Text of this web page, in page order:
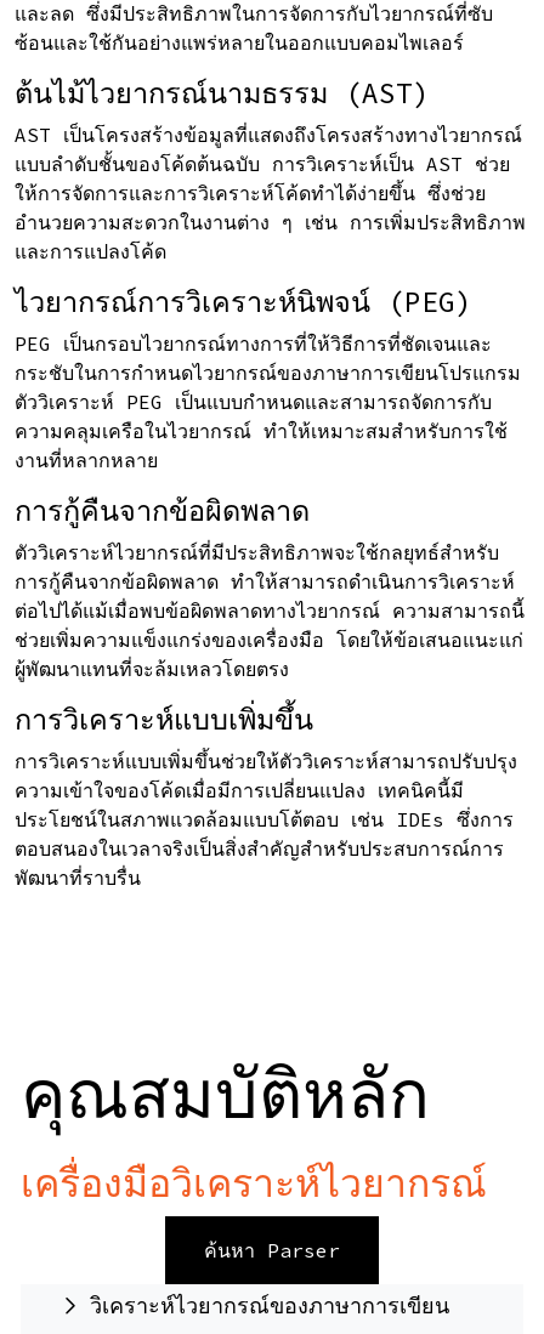
และลด ซึ่งมีประสิทธิภาพในการจัดการกับไวยากรณ์ที่ซับ
ซ้อนและใช้กันอย่างแพร่หลายในออกแบบคอมไพเลอร์
ต้นไม้ไวยากรณ์นามธรรม (AST)
AST เป็นโครงสร้างข้อมูลที่แสดงถึงโครงสร้างทางไวยากรณ์
แบบลำดับชั้นของโค้ดต้นฉบับ การวิเคราะห์เป็น AST ช่วย
ให้การจัดการและการวิเคราะห์โค้ดทำได้ง่ายขึ้น ซึ่งช่วย
อำนวยความสะดวกในงานต่าง ๆ เช่น การเพิ่มประสิทธิภาพ
และการแปลงโค้ด
ไวยากรณ์การวิเคราะห์นิพจน์ (PEG)
PEG เป็นกรอบไวยากรณ์ทางการที่ให้วิธีการที่ชัดเจนและ
กระชับในการกำหนดไวยากรณ์ของภาษาการเขียนโปรแกรม
ตัววิเคราะห์ PEG เป็นแบบกำหนดและสามารถจัดการกับ
ความคลุมเครือในไวยากรณ์ ทำให้เหมาะสมสำหรับการใช้
งานที่หลากหลาย
การกู้คืนจากข้อผิดพลาด
ตัววิเคราะห์ไวยากรณ์ที่มีประสิทธิภาพจะใช้กลยุทธ์สำหรับ
การกู้คืนจากข้อผิดพลาด ทำให้สามารถดำเนินการวิเคราะห์
ต่อไปได้แม้เมื่อพบข้อผิดพลาดทางไวยากรณ์ ความสามารถนี้
ช่วยเพิ่มความแข็งแกร่งของเครื่องมือ โดยให้ข้อเสนอแนะแก่
ผู้พัฒนาแทนที่จะล้มเหลวโดยตรง
การวิเคราะห์แบบเพิ่มขึ้น
การวิเคราะห์แบบเพิ่มขึ้นช่วยให้ตัววิเคราะห์สามารถปรับปรุง
ความเข้าใจของโค้ดเมื่อมีการเปลี่ยนแปลง เทคนิคนี้มี
ประโยชน์ในสภาพแวดล้อมแบบโต้ตอบ เช่น IDEs ซึ่งการ
ตอบสนองในเวลาจริงเป็นสิ่งสำคัญสำหรับประสบการณ์การ
พัฒนาที่ราบรื่น
คุณสมบัติหลัก
เครื่องมือวิเคราะห์ไวยากรณ์
ค้นหา Parser
วิเคราะห์ไวยากรณ์ของภาษาการเขียน